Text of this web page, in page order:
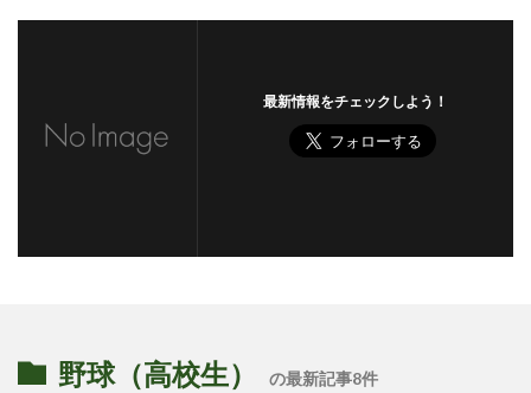
最新情報をチェックしよう！
野球（高校生） の最新記事8件